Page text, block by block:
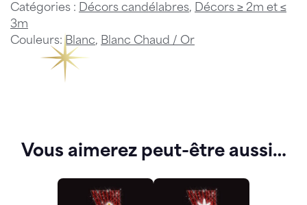
Catégories : Décors candélabres, Décors ≥ 2m et ≤
3m
Couleurs:Blanc, Blanc Chaud / Or
Vous aimerez peut-être aussi…